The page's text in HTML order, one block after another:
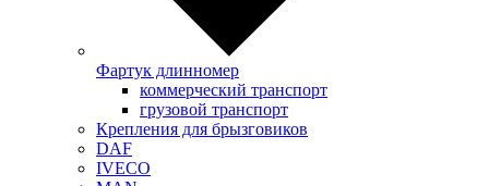
Фартук длинномер
коммерческий транспорт
грузовой транспорт
Крепления для брызговиков
DAF
IVECO